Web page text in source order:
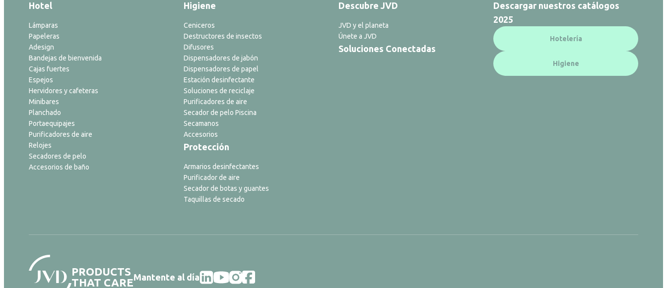
Hotel
Lámparas
Papeleras
Adesign
Bandejas de bienvenida
Cajas fuertes
Espejos
Hervidores y cafeteras
Minibares
Planchado
Portaequipajes
Purificadores de aire
Relojes
Secadores de pelo
Accesorios de baño
Higiene
Ceniceros
Destructores de insectos
Difusores
Dispensadores de jabón
Dispensadores de papel
Estación desinfectante
Soluciones de reciclaje
Purificadores de aire
Secador de pelo Piscina
Secamanos
Accesorios
Protección
Armarios desinfectantes
Purificador de aire
Secador de botas y guantes
Taquillas de secado
Descubre JVD
JVD y el planeta
Únete a JVD
Soluciones Conectadas
Descargar nuestros catálogos
2025
Hotelería
Higiene
PRODUCTS
THAT CAREMantente al día